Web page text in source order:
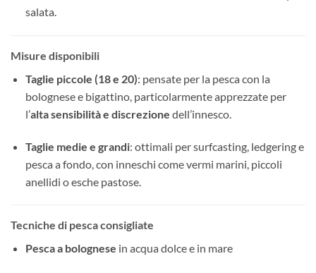
salata.
Misure disponibili
Taglie piccole (18 e 20): pensate per la pesca con la
bolognese e bigattino, particolarmente apprezzate per
l’alta sensibilità e discrezione dell’innesco.
Taglie medie e grandi: ottimali per surfcasting, ledgering e
pesca a fondo, con inneschi come vermi marini, piccoli
anellidi o esche pastose.
Tecniche di pesca consigliate
Pesca a bolognese in acqua dolce e in mare